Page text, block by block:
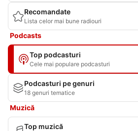
Recomandate
Lista celor mai bune radiouri
Podcasts
Top podcasturi
Cele mai populare podcasturi
Podcasturi pe genuri
18 genuri tematice
Muzică
Top muzică